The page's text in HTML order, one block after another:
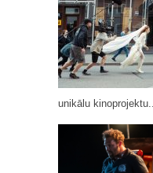
unikālu kinoprojektu...